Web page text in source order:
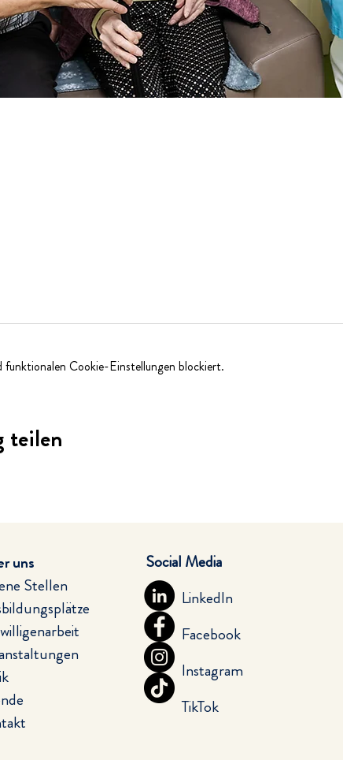
Cookie-Einstellungen blockiert.
teilen
uns
Stellen
LinkedIn
Facebook
Instagram
TikTok
Social Media